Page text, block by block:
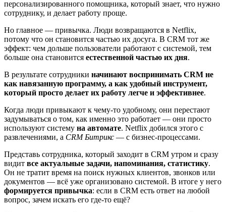
персонализированного помощника, который знает, что нужно
сотруднику, и делает работу проще.
Но главное — привычка. Люди возвращаются в Netflix,
потому что он становится частью их досуга. В CRM тот же
эффект: чем дольше пользователи работают с системой, тем
больше она становится естественной частью их дня.
В результате сотрудники начинают воспринимать CRM не
как навязанную программу, а как удобный инструмент,
который просто делает их работу легче и эффективнее.
Когда люди привыкают к чему-то удобному, они перестают
задумываться о том, как именно это работает — они просто
используют систему на автомате. Netflix добился этого с
развлечениями, а CRM Битрикс — с бизнес-процессами.
Представь сотрудника, который заходит в CRM утром и сразу
видит все актуальные задачи, напоминания, статистику.
Он не тратит время на поиск нужных клиентов, звонков или
документов — всё уже организовано системой. В итоге у него
формируется привычка: если в CRM есть ответ на любой
вопрос, зачем искать его где-то ещё?